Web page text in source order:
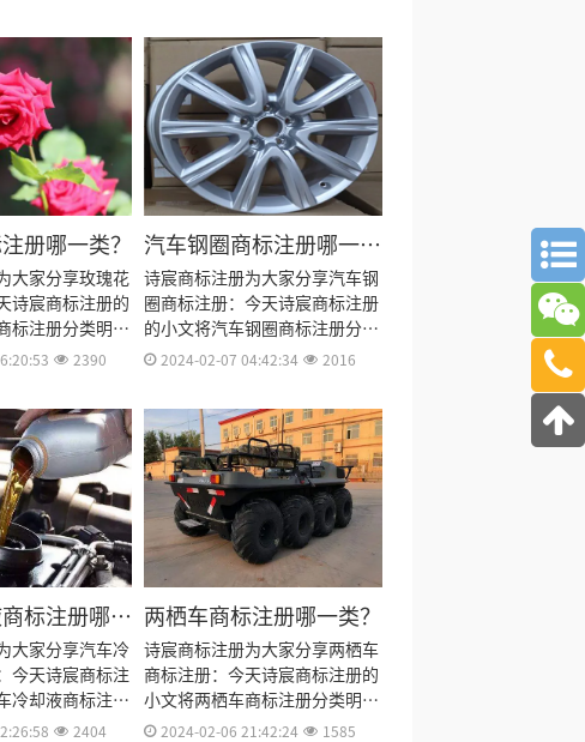
整理出来。
书有效期等资料整理出来。
册哪一类？
大家分享玫瑰花
诗宸商标注册的
标注册分类明
及费用、商标
等资料整理出
2390
汽车钢圈商标注册哪一
类？
诗宸商标注册为大家分享汽车钢
圈商标注册：今天诗宸商标注册
的小文将汽车钢圈商标注册分类
明细、商标注册流程及费用、商
标注册证书有效期等资料整理出
来。
2024-02-07 04:42:34 2016
标注册哪一
大家分享汽车冷
今天诗宸商标注
冷却液商标注册
注册流程及费
2404
两栖车商标注册哪一类？
诗宸商标注册为大家分享两栖车
商标注册：今天诗宸商标注册的
小文将两栖车商标注册分类明
细、商标注册流程及费用、商标
2024-02-06 21:42:24 1585